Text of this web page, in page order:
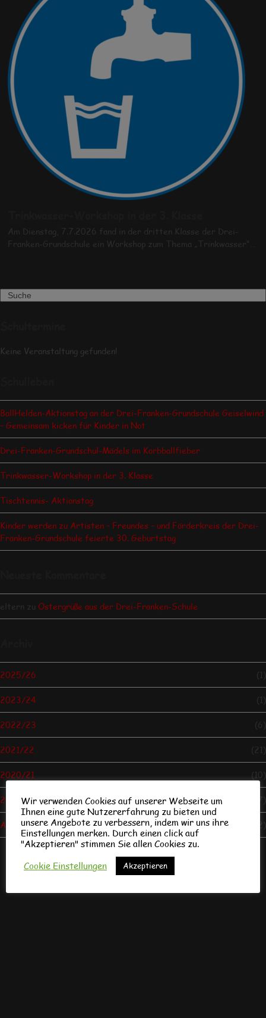
Am Dienstag, 7.7.2026 fand in der dritten Klasse der Drei-
Franken-Grundschule ein Workshop zum Thema „Trinkwasser“…
Search
Keine Veranstaltung gefunden!
BallHelden-Aktionstag an der Drei-Franken-Grundschule Geiselwind
– Gemeinsam kicken für Kinder in Not
Drei-Franken-Grundschul-Mädels im Korbballfieber
Trinkwasser-Workshop in der 3. Klasse
Tischtennis- Aktionstag
Kinder werden zu Artisten – Freundes – und Förderkreis der Drei-
Franken-Grundschule feierte 30. Geburtstag
eltern zu Ostergrüße aus der Drei-Franken-Schule
2025/26 (1)
2023/24 (1)
2022/23 (6)
2021/22 (21)
2020/21 (10)
2019/20 (7)
Allgemein (122)
Wir verwenden Cookies auf unserer Webseite um
Ihnen eine gute Nutzererfahrung zu bieten und
unsere Angebote zu verbessern, indem wir uns ihre
Einstellungen merken. Durch einen click auf
"Akzeptieren" stimmen Sie allen Cookies zu.
Cookie Einstellungen
Akzeptieren